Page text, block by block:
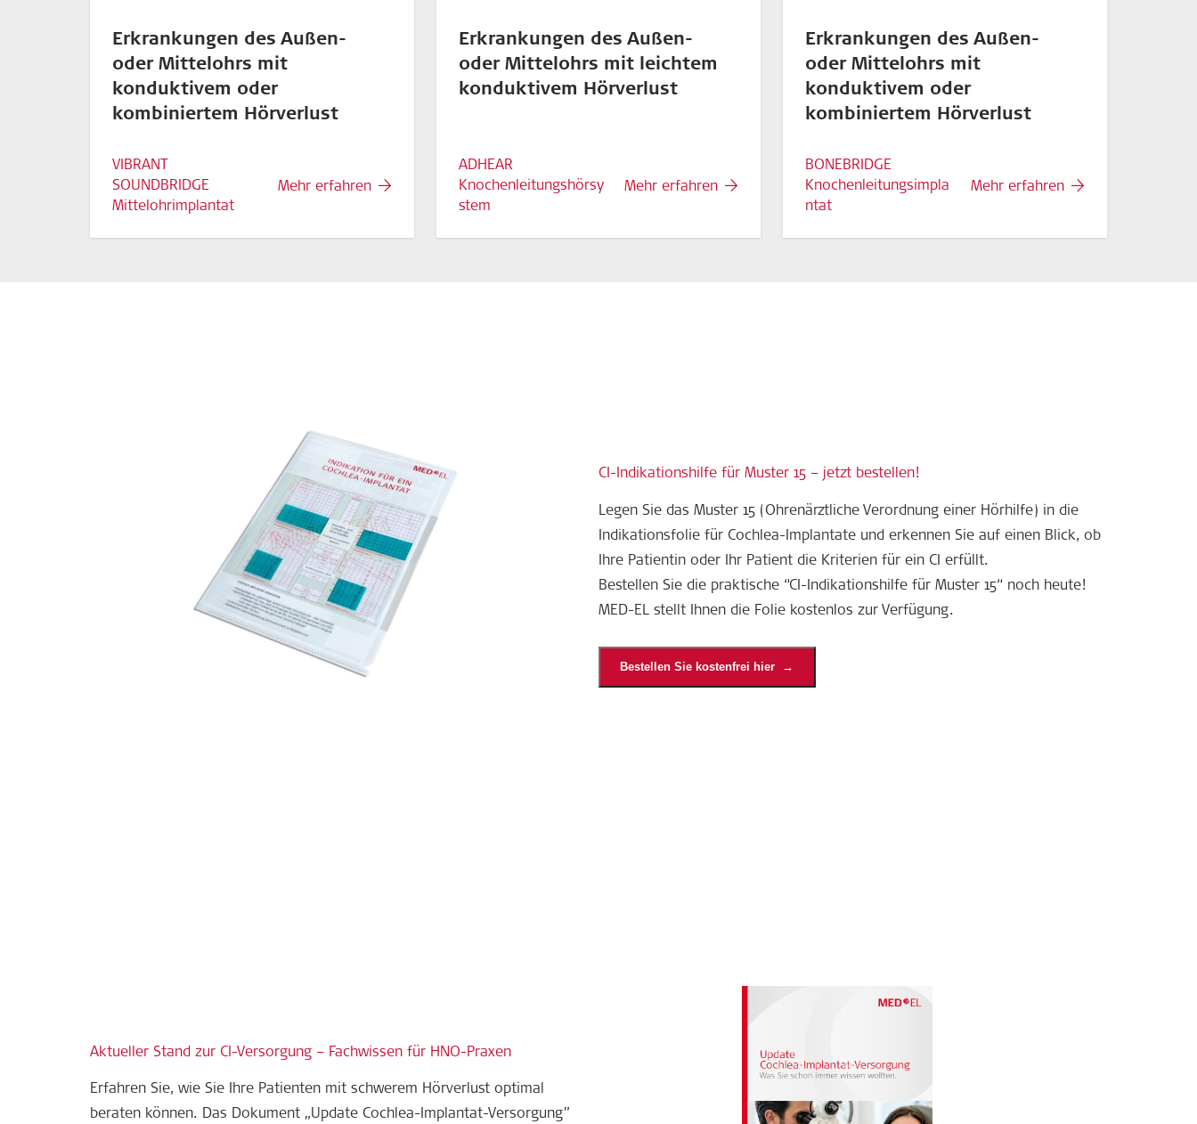
Erkrankungen des Außen-
oder Mittelohrs mit
konduktivem oder
kombiniertem Hörverlust
VIBRANT
SOUNDBRIDGE
Mittelohrimplantat
Mehr erfahren
Erkrankungen des Außen-
oder Mittelohrs mit leichtem
konduktivem Hörverlust
ADHEAR
Knochenleitungshörsy
stem
Mehr erfahren
Erkrankungen des Außen-
oder Mittelohrs mit
konduktivem oder
kombiniertem Hörverlust
BONEBRIDGE
Knochenleitungsimpla
ntat
Mehr erfahren
CI-Indikationshilfe für Muster 15 – jetzt bestellen!
Legen Sie das Muster 15 (Ohrenärztliche Verordnung einer Hörhilfe) in die
Indikationsfolie für Cochlea-Implantate und erkennen Sie auf einen Blick, ob
Ihre Patientin oder Ihr Patient die Kriterien für ein CI erfüllt.
Bestellen Sie die praktische “CI-Indikationshilfe für Muster 15“ noch heute!
MED-EL stellt Ihnen die Folie kostenlos zur Verfügung.
Bestellen Sie kostenfrei hier
Aktueller Stand zur CI-Versorgung – Fachwissen für HNO-Praxen
Erfahren Sie, wie Sie Ihre Patienten mit schwerem Hörverlust optimal
beraten können. Das Dokument „Update Cochlea-Implantat-Versorgung”